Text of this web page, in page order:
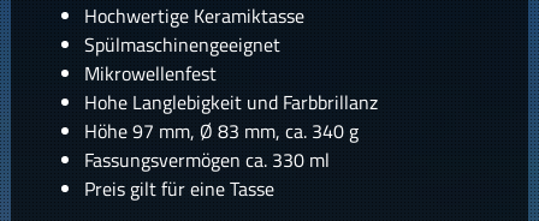
Hochwertige Keramiktasse
Spülmaschinengeeignet
Mikrowellenfest
Hohe Langlebigkeit und Farbbrillanz
Höhe 97 mm, Ø 83 mm, ca. 340 g
Fassungsvermögen ca. 330 ml
Preis gilt für eine Tasse